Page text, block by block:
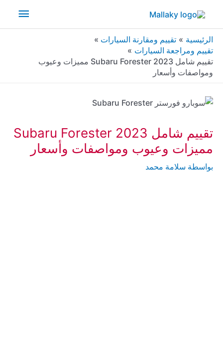
المحتوى
الرئيسية
تقييم ومقارنة السيارات
تقييم ومراجعة السيارات
تقييم شامل 2023 Subaru Forester مميزات وعيوب
ومواصفات وأسعار
تقييم شامل 2023 Subaru Forester
مميزات وعيوب ومواصفات وأسعار
بواسطة سلامة محمد